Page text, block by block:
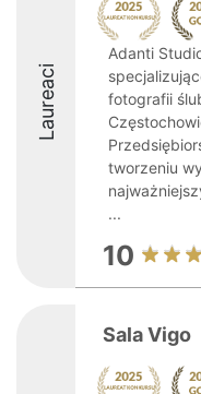
Laureaci
Adanti
fotografii
tworzeniu
...
10
Sala Vigo